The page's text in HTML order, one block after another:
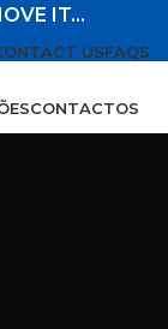
IT…
USFAQS
CONTACTOS